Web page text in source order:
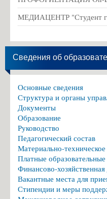
МЕДИАЦЕНТР "Студент
Сведения об
Основные сведения
Структура и органы
Документы
Образование
Руководство
Педагогический состав
Материально-
Платные образовательные
Финансово-хозяйственная
Вакантные места для
Стипендии и меры